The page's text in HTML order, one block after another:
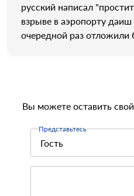
русский написал
взрыве в аэропорту
очередной раз отложили
Вы можете оставить
Представьтесь